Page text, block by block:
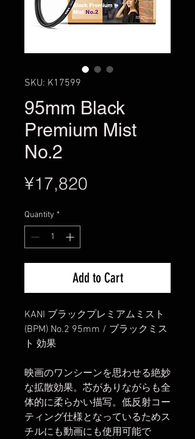
SKU: K17599
95mm Black
Premium Mist
No.2
¥17,820
Quantity *
Add to Cart
KANI ブラックプレミアムミスト
(BPM) No.2 95mm / ブラックミス
ト 効果
映画のワンシーンを思わせる絶妙
な拡散効果。芯がありながらも全
体的に柔らかい描写。低反射コー
ティング仕様となっているためス
チルにも動画にも使用可能で